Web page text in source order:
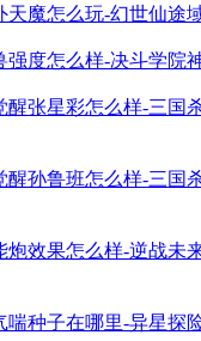
天魔怎么玩-幻世仙途
强度怎么样-决斗学院
醒张星彩怎么样-三国
醒孙鲁班怎么样-三国
炮效果怎么样-逆战未
喘种子在哪里-异星探